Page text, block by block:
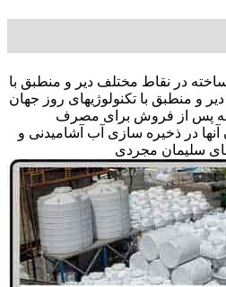
در نقاط مختلف دیر و منطبق با
و منطبق با تکنولوژیهای روز جهان
توجه پس از فروش برای مصرف
در ذخیره سازی آب آشامیدنی و